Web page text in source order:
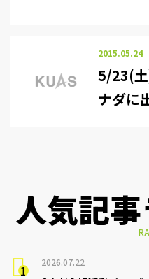
2015.05.24
5/23(
ナダに
人気記
2026.07.22